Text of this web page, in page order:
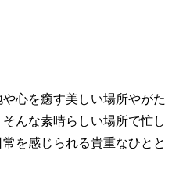
心を癒す美しい場所やがた
んな素晴らしい場所で忙し
を感じられる貴重なひとと